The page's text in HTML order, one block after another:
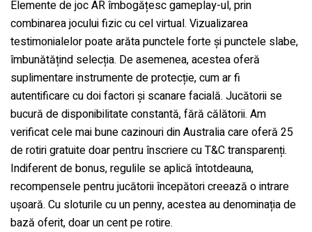
Elemente de joc AR îmbogățesc gameplay-ul, prin
combinarea jocului fizic cu cel virtual. Vizualizarea
testimonialelor poate arăta punctele forte și punctele slabe,
îmbunătățind selecția. De asemenea, acestea oferă
suplimentare instrumente de protecție, cum ar fi
autentificare cu doi factori și scanare facială. Jucătorii se
bucură de disponibilitate constantă, fără călătorii. Am
verificat cele mai bune cazinouri din Australia care oferă 25
de rotiri gratuite doar pentru înscriere cu T&C transparenți.
Indiferent de bonus, regulile se aplică întotdeauna,
recompensele pentru jucătorii începători creează o intrare
ușoară. Cu sloturile cu un penny, acestea au denominația de
bază oferit, doar un cent pe rotire.